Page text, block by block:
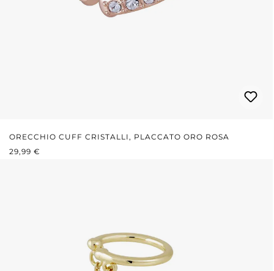
ORECCHIO CUFF CRISTALLI, PLACCATO ORO ROSA
PREZZO NORMALE:
29,99 €